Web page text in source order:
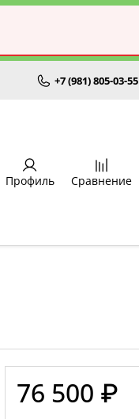
+7 (981) 805-03-55
Профиль Сравнение
76 500 ₽